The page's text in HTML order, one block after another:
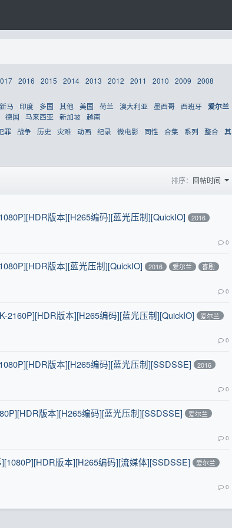
2016 2015 2014 2013 2012 2011 2010 2009
2008
新马 印度 多国 其他 美国 荷兰 澳大利亚 墨西哥 西班牙 爱尔兰
德国 马来西亚 新加坡 越南
罪 战争 历史 灾难 动画 纪录 微电影 同性 合集 系列 整合 其
排序： 回帖时间
版本][H265编码][蓝光压制][QuickIO]
2016
0
版本][蓝光压制][QuickIO] 2016 爱尔兰
喜剧
0
2160P][HDR版本][H265编码][蓝光压制][QuickIO]
爱尔兰
0
版本][H265编码][蓝光压制][SSDSSE]
2016
0
版本][H265编码][蓝光压制][SSDSSE]
爱尔兰
0
版本][H265编码][流媒体][SSDSSE]
爱尔兰
0